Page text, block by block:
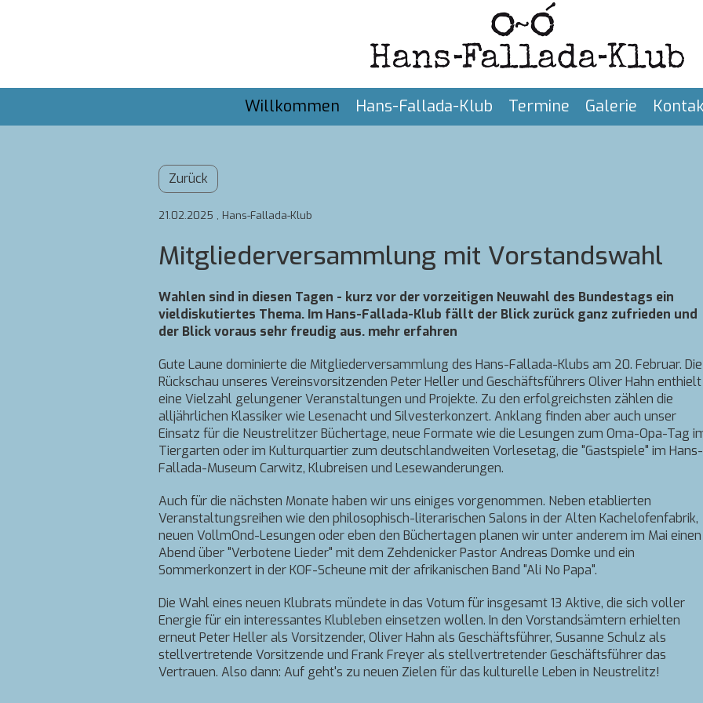
Willkommen Hans-Fallada-Klub Termine Galerie
Zurück
21.02.2025 , Hans-Fallada-Klub
Mitgliederversammlung mit Vorstandswahl
Wahlen sind in diesen Tagen - kurz vor der vorzeitigen Neuwahl des Bundestags ein
vieldiskutiertes Thema. Im Hans-Fallada-Klub fällt der Blick zurück ganz zufrieden und
der Blick voraus sehr freudig aus. mehr erfahren
Gute Laune dominierte die Mitgliederversammlung des Hans-Fallada-Klubs am 20. Februar. Die
Rückschau unseres Vereinsvorsitzenden Peter Heller und Geschäftsführers Oliver Hahn enthielt
eine Vielzahl gelungener Veranstaltungen und Projekte. Zu den erfolgreichsten zählen die
alljährlichen Klassiker wie Lesenacht und Silvesterkonzert. Anklang finden aber auch unser
Einsatz für die Neustrelitzer Büchertage, neue Formate wie die Lesungen zum Oma-Opa-Tag
Tiergarten oder im Kulturquartier zum deutschlandweiten Vorlesetag, die "Gastspiele" im Hans-
Fallada-Museum Carwitz, Klubreisen und Lesewanderungen.
Auch für die nächsten Monate haben wir uns einiges vorgenommen. Neben etablierten
Veranstaltungsreihen wie den philosophisch-literarischen Salons in der Alten Kachelofenfabrik,
neuen VollmOnd-Lesungen oder eben den Büchertagen planen wir unter anderem im Mai einen
Abend über "Verbotene Lieder" mit dem Zehdenicker Pastor Andreas Domke und ein
Sommerkonzert in der KOF-Scheune mit der afrikanischen Band "Ali No Papa".
Die Wahl eines neuen Klubrats mündete in das Votum für insgesamt 13 Aktive, die sich voller
Energie für ein interessantes Klubleben einsetzen wollen. In den Vorstandsämtern erhielten
erneut Peter Heller als Vorsitzender, Oliver Hahn als Geschäftsführer, Susanne Schulz als
stellvertretende Vorsitzende und Frank Freyer als stellvertretender Geschäftsführer das
Vertrauen. Also dann: Auf geht's zu neuen Zielen für das kulturelle Leben in Neustrelitz!